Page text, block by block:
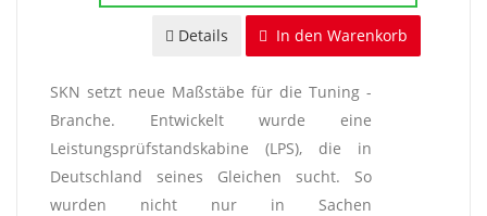
In den Warenkorb
Details
SKN setzt neue Maßstäbe für die Tuning -
Branche. Entwickelt wurde eine
Leistungsprüfstandskabine (LPS), die in
Deutschland seines Gleichen sucht. So
wurden nicht nur in Sachen